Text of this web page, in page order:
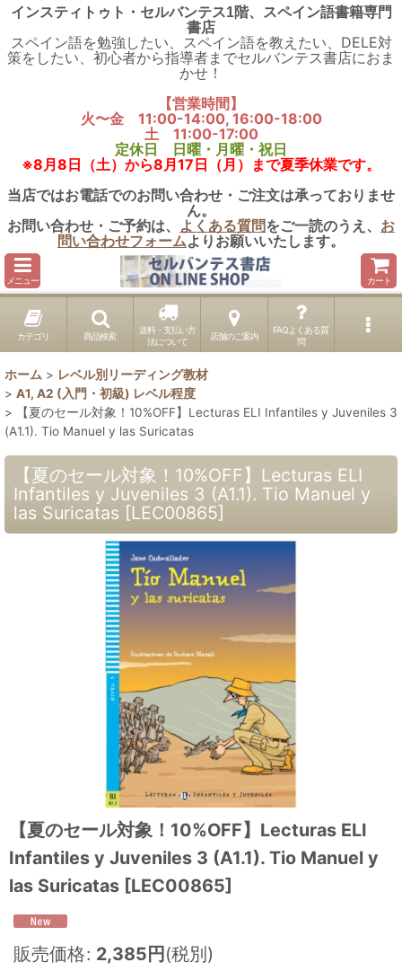
インスティトゥト・セルバンテス1階、スペイン語書籍専門
書店
スペイン語を勉強したい、スペイン語を教えたい、DELE対
策をしたい、初心者から指導者までセルバンテス書店におま
かせ！
【営業時間】
火〜金 11:00-14:00, 16:00-18:00
土 11:00-17:00
定休日 日曜・月曜・祝日
※8月8日（土）から8月17日（月）まで夏季休業です。
当店ではお電話でのお問い合わせ・ご注文は承っておりませ
ん。
お問い合わせ・ご予約は、 よくある質問をご一読のうえ、 お
問い合わせフォームよりお願いいたします。
メニュー カート
カテゴリ 商品検索
送料・支払い方
法について
店舗のご案内
FAQよくある質
問
ホーム > レベル別リーディング教材
> A1, A2 (入門・初級) レベル程度
>
【夏のセール対象！10%OFF】Lecturas ELI Infantiles y Juveniles 3
(A1.1). Tio Manuel y las Suricatas
【夏のセール対象！10%OFF】Lecturas ELI
Infantiles y Juveniles 3 (A1.1). Tio Manuel y
las Suricatas [LEC00865]
【夏のセール対象！10%OFF】Lecturas ELI
Infantiles y Juveniles 3 (A1.1). Tio Manuel y
las Suricatas [LEC00865]
販売価格: 2,385 円 (税別)